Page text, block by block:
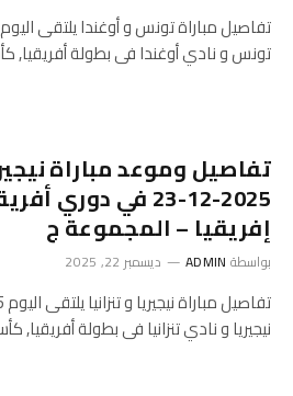
تونس و نادي أوغندا فى بطولة
تفاصيل وموعد مباراة
2025-12-23 في
إفريقيا – المجموعة ج
بواسطة ADMIN ديسمبر 22, 2025
نيجيريا و نادي تنزانيا فى بطولة